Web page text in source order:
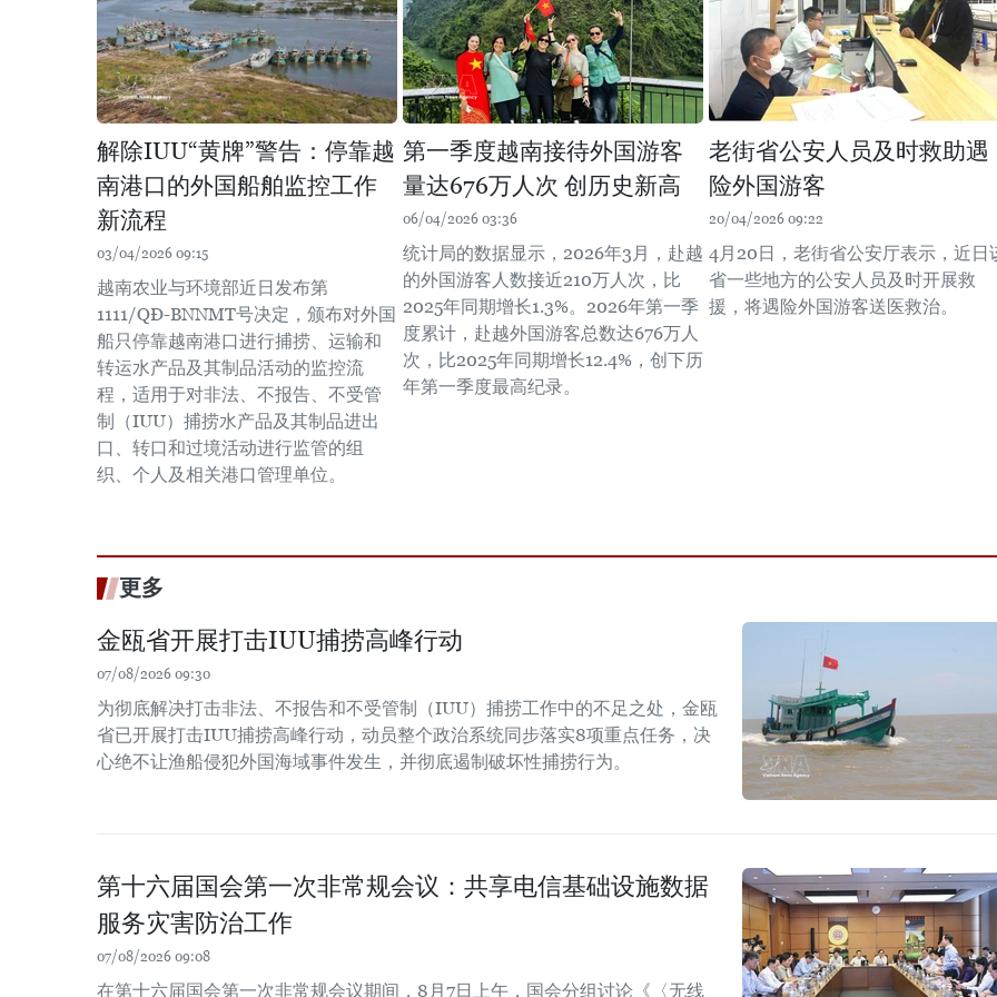
解除IUU“黄牌”警告：停靠越
南港口的外国船舶监控工作
新流程
03/04/2026 09:15
越南农业与环境部近日发布第
1111/QĐ-BNNMT号决定，颁布对外国
船只停靠越南港口进行捕捞、运输和
转运水产品及其制品活动的监控流
程，适用于对非法、不报告、不受管
制（IUU）捕捞水产品及其制品进出
口、转口和过境活动进行监管的组
织、个人及相关港口管理单位。
第一季度越南接待外国游客
量达676万人次 创历史新高
06/04/2026 03:36
统计局的数据显示，2026年3月，赴越
的外国游客人数接近210万人次，比
2025年同期增长1.3%。2026年第一季
度累计，赴越外国游客总数达676万人
次，比2025年同期增长12.4%，创下历
年第一季度最高纪录。
老街省公安人员及时救助遇
险外国游客
20/04/2026 09:22
4月20日，老街省公安厅表示，近日
省一些地方的公安人员及时开展救
援，将遇险外国游客送医救治。
更多
金瓯省开展打击IUU捕捞高峰行动
07/08/2026 09:30
为彻底解决打击非法、不报告和不受管制（IUU）捕捞工作中的不足之处，金瓯
省已开展打击IUU捕捞高峰行动，动员整个政治系统同步落实8项重点任务，决
心绝不让渔船侵犯外国海域事件发生，并彻底遏制破坏性捕捞行为。
第十六届国会第一次非常规会议：共享电信基础设施数据
服务灾害防治工作
07/08/2026 09:08
在第十六届国会第一次非常规会议期间，8月7日上午，国会分组讨论《〈无线